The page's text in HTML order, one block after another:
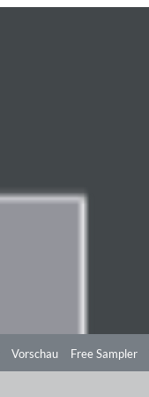
Vorschau Free Sampler